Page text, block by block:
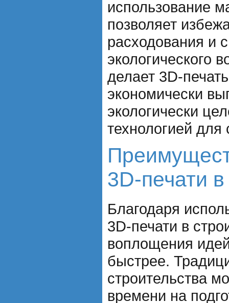
использование
позволяет
расходования и
экологического
делает 3D-
экономически
экологически
технологией для
3D-печати
Благодаря
3D-печати в
воплощения
быстрее.
строительства
времени на